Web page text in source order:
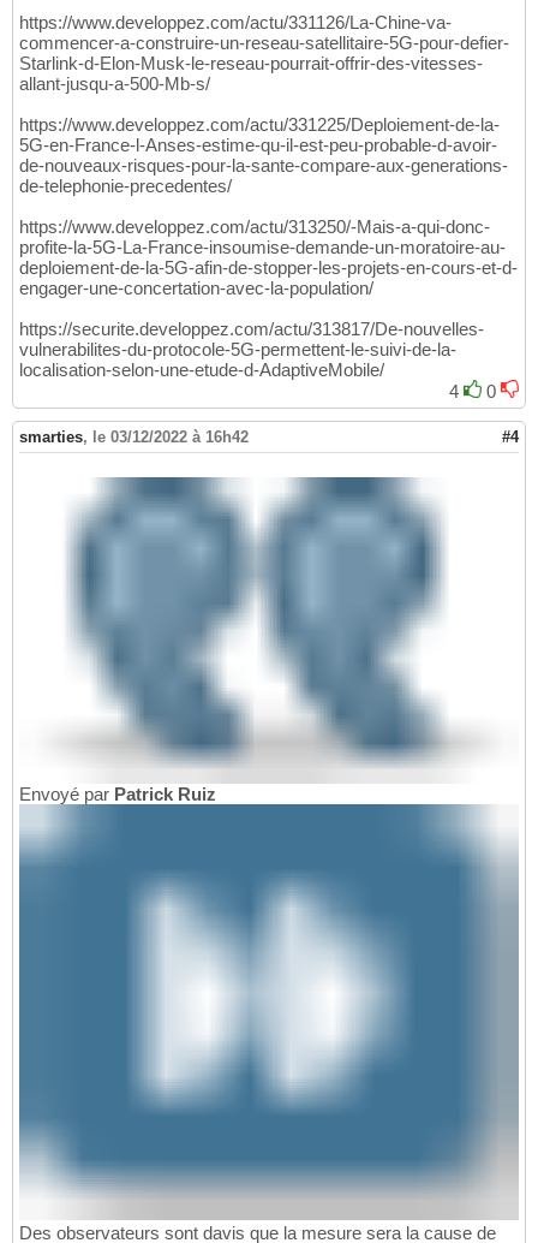
https://www.developpez.com/actu/331126/La-Chine-va-
commencer-a-construire-un-reseau-satellitaire-5G-pour-defier-
Starlink-d-Elon-Musk-le-reseau-pourrait-offrir-des-vitesses-
allant-jusqu-a-500-Mb-s/
https://www.developpez.com/actu/331225/Deploiement-de-la-
5G-en-France-l-Anses-estime-qu-il-est-peu-probable-d-avoir-
de-nouveaux-risques-pour-la-sante-compare-aux-generations-
de-telephonie-precedentes/
https://www.developpez.com/actu/313250/-Mais-a-qui-donc-
profite-la-5G-La-France-insoumise-demande-un-moratoire-au-
deploiement-de-la-5G-afin-de-stopper-les-projets-en-cours-et-d-
engager-une-concertation-avec-la-population/
https://securite.developpez.com/actu/313817/De-nouvelles-
vulnerabilites-du-protocole-5G-permettent-le-suivi-de-la-
localisation-selon-une-etude-d-AdaptiveMobile/
4
0
smarties, le 03/12/2022 à 16h42 #4
Envoyé par Patrick Ruiz
Des observateurs sont davis que la mesure sera la cause de